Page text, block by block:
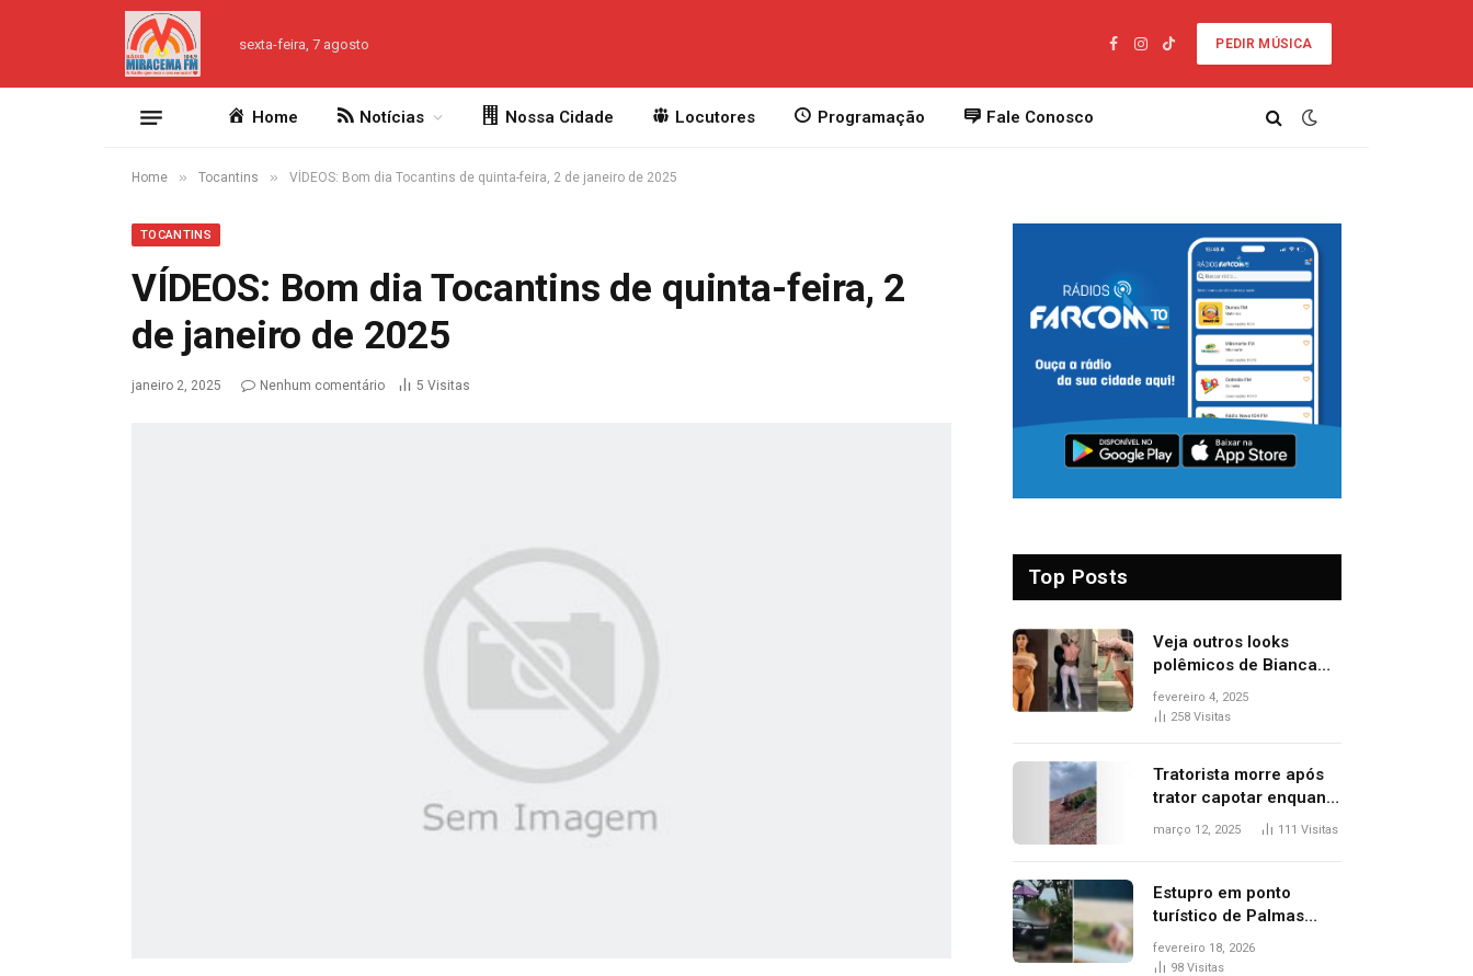
sexta-feira, 7 agosto
Facebook
Instagram
TikTok
PEDIR MÚSICA
Home Notícias Nossa Cidade Locutores Programação Fale Conosco
Home » Tocantins » VÍDEOS: Bom dia Tocantins de quinta-feira, 2 de janeiro de 2025
TOCANTINS
VÍDEOS: Bom dia Tocantins de quinta-feira, 2
de janeiro de 2025
janeiro 2, 2025 Nenhum comentário 5 Visitas
Top Posts
Veja outros looks
polêmicos de Bianca
Censori, esposa de
Kanye West que
fevereiro 4, 2025
258 Visitas
Tratorista morre após
trator capotar enquanto
removia vegetação em
março 12, 2025 111 Visitas
Estupro em ponto
turístico de Palmas
ocorreu em frente à
viatura e base de
fevereiro 18, 2026
98 Visitas